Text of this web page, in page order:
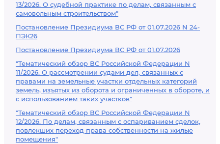
13/2026. О судебной практике по делам, связанным с
самовольным строительством"
Постановление Президиума ВС РФ от 01.07.2026 N 24-
ПЭК26
Постановление Президиума ВС РФ от 01.07.2026
"Тематический обзор ВС Российской Федерации N
11/2026. О рассмотрении судами дел, связанных с
правами на земельные участки отдельных категорий
земель, изъятых из оборота и ограниченных в обороте, и
с использованием таких участков"
"Тематический обзор ВС Российской Федерации N
12/2026. По делам, связанным с оспариванием сделок,
повлекших переход права собственности на жилые
помещения"